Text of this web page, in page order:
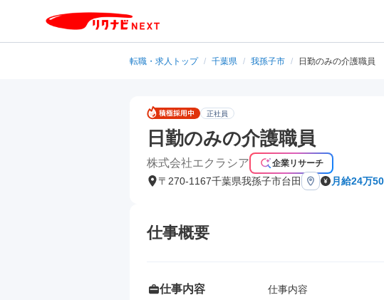
転職・求人トップ / 千葉県 / 我孫子市 / 日勤のみの介護職員
正社員
日勤のみの介護職員
株式会社エクラシア 企業リサーチ
〒270-1167千葉県我孫子市台田 月給24万
仕事概要
仕事内容
仕事内容